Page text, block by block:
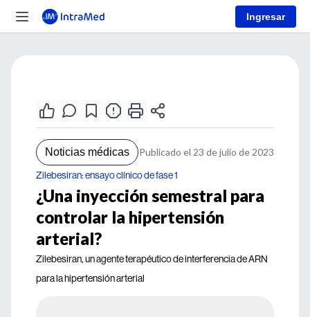
Ingresar
Noticias médicas Publicado el 23 de julio de 2023
Zilebesiran: ensayo clínico de fase 1
¿Una inyección semestral para
controlar la hipertensión
arterial?
Zilebesiran, un agente terapéutico de interferencia de ARN
para la hipertensión arterial